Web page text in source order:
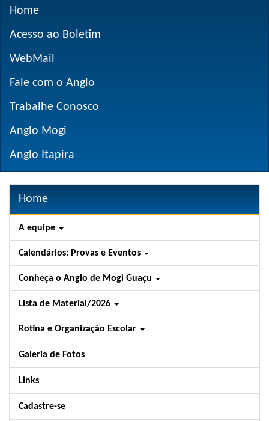
Home
Acesso ao Boletim
WebMail
Fale com o Anglo
Trabalhe Conosco
Anglo Mogi
Anglo Itapira
Home
A equipe
Calendários: Provas e Eventos
Conheça o Anglo de Mogi Guaçu
Lista de Material/2026
Rotina e Organização Escolar
Galeria de Fotos
Links
Cadastre-se